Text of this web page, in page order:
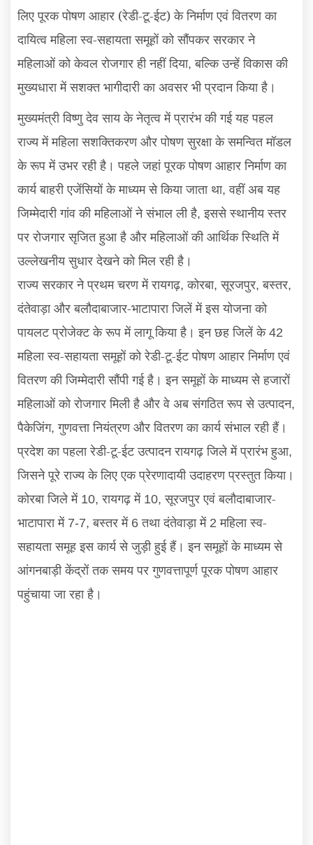
लिए पूरक पोषण आहार (रेडी-टू-ईट) के निर्माण एवं वितरण का
दायित्व महिला स्व-सहायता समूहों को सौंपकर सरकार ने
महिलाओं को केवल रोजगार ही नहीं दिया,बल्कि उन्हें विकास की
मुख्यधारा में सशक्त भागीदारी का अवसर भी प्रदान किया है।
मुख्यमंत्री विष्णु देव साय के नेतृत्व में प्रारंभ की गई यह पहल
राज्य में महिला सशक्तिकरण और पोषण सुरक्षा के समन्वित मॉडल
के रूप में उभर रही है। पहले जहां पूरक पोषण आहार निर्माण का
कार्य बाहरी एजेंसियों के माध्यम से किया जाता था,वहीं अब यह
जिम्मेदारी गांव की महिलाओं ने संभाल ली है,इससे स्थानीय स्तर
पर रोजगार सृजित हुआ है और महिलाओं की आर्थिक स्थिति में
उल्लेखनीय सुधार देखने को मिल रही है।
राज्य सरकार ने प्रथम चरण में रायगढ़,कोरबा,सूरजपुर,बस्तर,
दंतेवाड़ा और बलौदाबाजार-भाटापारा जिलें में इस योजना को
पायलट प्रोजेक्ट के रूप में लागू किया है। इन छह जिलें के 42
महिला स्व-सहायता समूहों को रेडी-टू-ईट पोषण आहार निर्माण एवं
वितरण की जिम्मेदारी सौंपी गई है। इन समूहों के माध्यम से हजारों
महिलाओं को रोजगार मिली है और वे अब संगठित रूप से उत्पादन,
पैकेजिंग,गुणवत्ता नियंत्रण और वितरण का कार्य संभाल रही हैं।
प्रदेश का पहला रेडी-टू-ईट उत्पादन रायगढ़ जिले में प्रारंभ हुआ,
जिसने पूरे राज्य के लिए एक प्रेरणादायी उदाहरण प्रस्तुत किया।
कोरबा जिले में 10,रायगढ़ में 10,सूरजपुर एवं बलौदाबाजार-
भाटापारा में 7-7,बस्तर में 6तथा दंतेवाड़ा में 2महिला स्व-
सहायता समूह इस कार्य से जुड़ी हुई हैं। इन समूहों के माध्यम से
आंगनबाड़ी केंद्रों तक समय पर गुणवत्तापूर्ण पूरक पोषण आहार
पहुंचाया जा रहा है।